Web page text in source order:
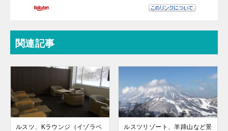
関連記事
ルスツ、Kラウンジ（イゾラベ
ルスツリゾート、羊蹄山など景